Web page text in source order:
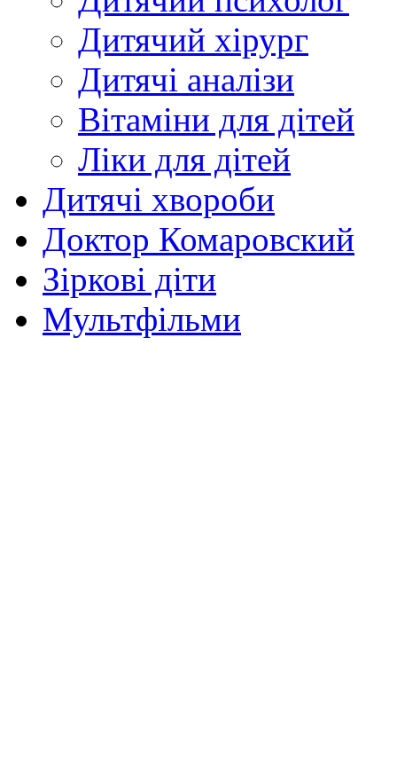
Дитячий хірург
Дитячі аналізи
Вітаміни для дітей
Ліки для дітей
Дитячі хвороби
Доктор Комаровский
Зіркові діти
Мультфільми